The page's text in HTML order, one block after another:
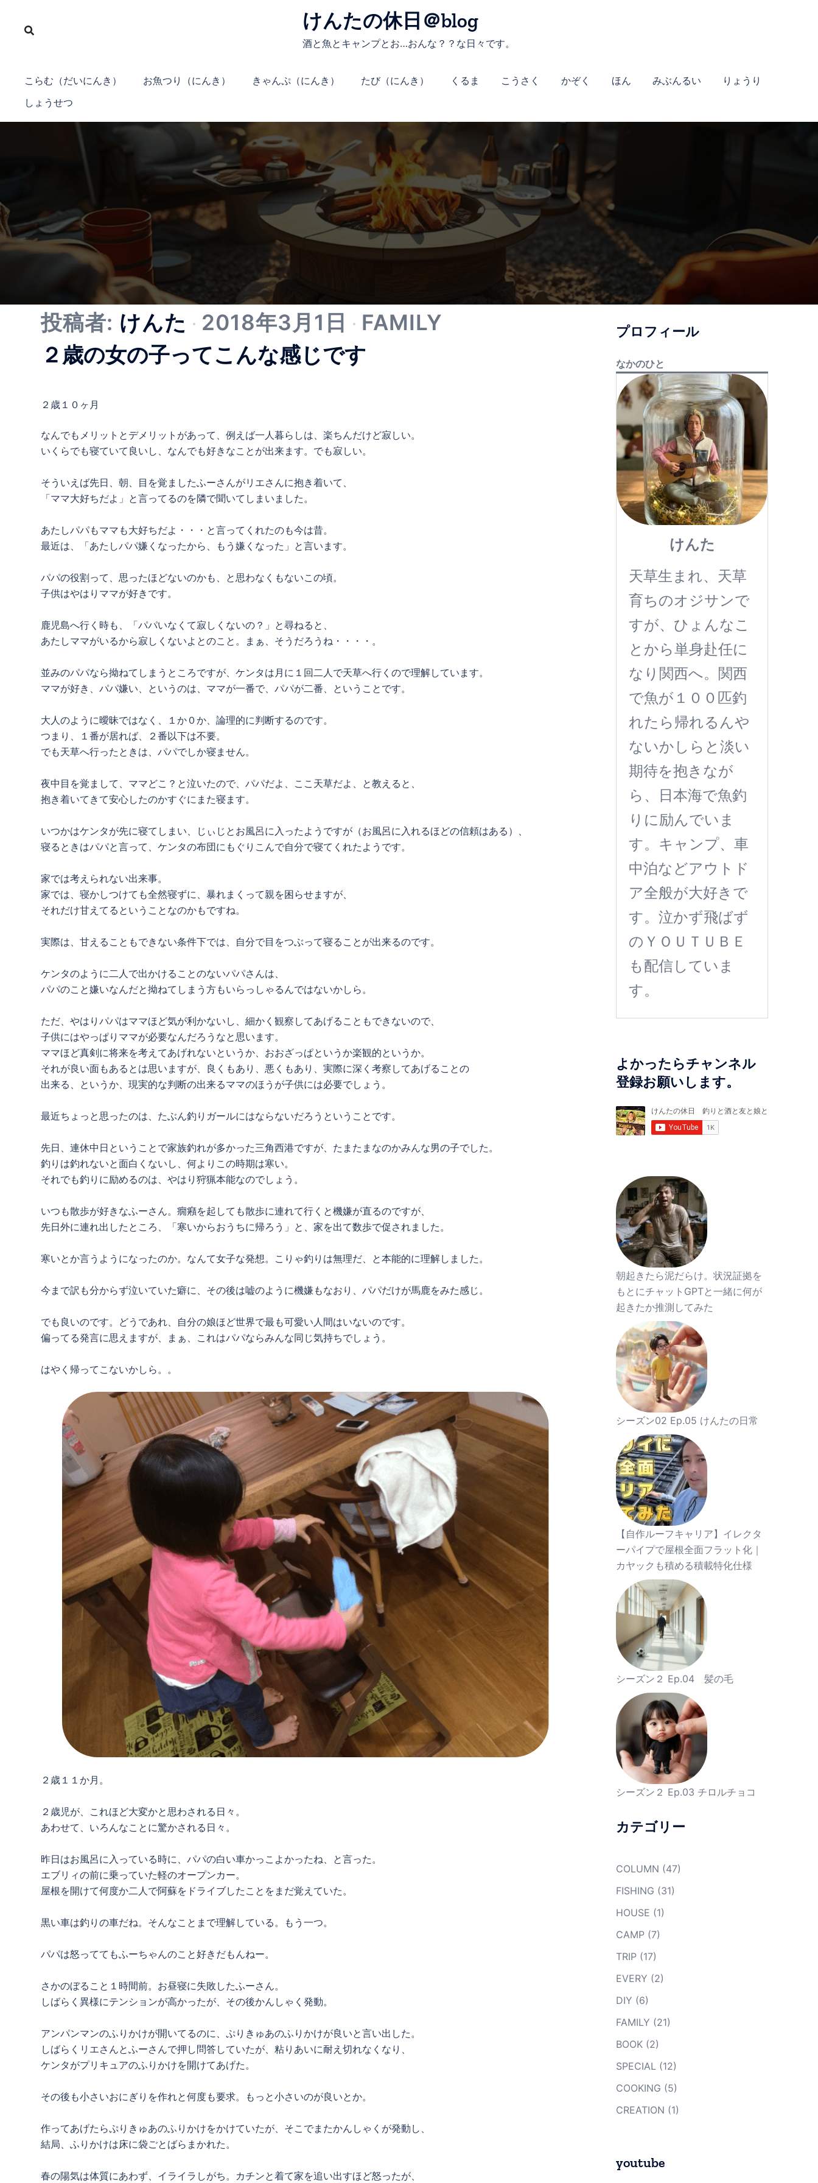
けんたの休日＠blog
酒と魚とキャンプとお…おんな？？な日々です。
こらむ（だいにんき） お魚つり（にんき） きゃんぷ（にんき） たび（にんき） くるま こうさく かぞく ほん みぶんるい
りょうり
しょうせつ
投稿者: けんた 2018年3月1日
FAMILY
２歳の女の子ってこんな感じです
２歳１０ヶ月
なんでもメリットとデメリットがあって、例えば一人暮らしは、楽ちんだけど寂しい。
いくらでも寝ていて良いし、なんでも好きなことが出来ます。でも寂しい。
そういえば先日、朝、目を覚ましたふーさんがリエさんに抱き着いて、
「ママ大好ちだよ」と言ってるのを隣で聞いてしまいました。
あたしパパもママも大好ちだよ・・・と言ってくれたのも今は昔。
最近は、「あたしパパ嫌くなったから、もう嫌くなった」と言います。
パパの役割って、思ったほどないのかも、と思わなくもないこの頃。
子供はやはりママが好きです。
鹿児島へ行く時も、「パパいなくて寂しくないの？」と尋ねると、
あたしママがいるから寂しくないよとのこと。まぁ、そうだろうね・・・・。
並みのパパなら拗ねてしまうところですが、ケンタは月に１回二人で天草へ行くので理解しています。
ママが好き、パパ嫌い、というのは、ママが一番で、パパが二番、ということです。
大人のように曖昧ではなく、１か０か、論理的に判断するのです。
つまり、１番が居れば、２番以下は不要。
でも天草へ行ったときは、パパでしか寝ません。
夜中目を覚まして、ママどこ？と泣いたので、パパだよ、ここ天草だよ、と教えると、
抱き着いてきて安心したのかすぐにまた寝ます。
いつかはケンタが先に寝てしまい、じぃじとお風呂に入ったようですが（お風呂に入れるほどの信頼はある）、
寝るときはパパと言って、ケンタの布団にもぐりこんで自分で寝てくれたようです。
家では考えられない出来事。
家では、寝かしつけても全然寝ずに、暴れまくって親を困らせますが、
それだけ甘えてるということなのかもですね。
実際は、甘えることもできない条件下では、自分で目をつぶって寝ることが出来るのです。
ケンタのように二人で出かけることのないパパさんは、
パパのこと嫌いなんだと拗ねてしまう方もいらっしゃるんではないかしら。
ただ、やはりパパはママほど気が利かないし、細かく観察してあげることもできないので、
子供にはやっぱりママが必要なんだろうなと思います。
ママほど真剣に将来を考えてあげれないというか、おおざっぱというか楽観的というか。
それが良い面もあるとは思いますが、良くもあり、悪くもあり、実際に深く考察してあげることの
出来る、というか、現実的な判断の出来るママのほうが子供には必要でしょう。
最近ちょっと思ったのは、たぶん釣りガールにはならないだろうということです。
先日、連休中日ということで家族釣れが多かった三角西港ですが、たまたまなのかみんな男の子でした。
釣りは釣れないと面白くないし、何よりこの時期は寒い。
それでも釣りに励めるのは、やはり狩猟本能なのでしょう。
いつも散歩が好きなふーさん。癇癪を起しても散歩に連れて行くと機嫌が直るのですが、
先日外に連れ出したところ、「寒いからおうちに帰ろう」と、家を出て数歩で促されました。
寒いとか言うようになったのか。なんて女子な発想。こりゃ釣りは無理だ、と本能的に理解しました。
今まで訳も分からず泣いていた癖に、その後は嘘のように機嫌もなおり、パパだけが馬鹿をみた感じ。
でも良いのです。どうであれ、自分の娘ほど世界で最も可愛い人間はいないのです。
偏ってる発言に思えますが、まぁ、これはパパならみんな同じ気持ちでしょう。
はやく帰ってこないかしら。。
２歳１１か月。
２歳児が、これほど大変かと思わされる日々。
あわせて、いろんなことに驚かされる日々。
昨日はお風呂に入っている時に、パパの白い車かっこよかったね、と言った。
エブリィの前に乗っていた軽のオープンカー。
屋根を開けて何度か二人で阿蘇をドライブしたことをまだ覚えていた。
黒い車は釣りの車だね。そんなことまで理解している。もう一つ。
パパは怒っててもふーちゃんのこと好きだもんねー。
さかのぼること１時間前。お昼寝に失敗したふーさん。
しばらく異様にテンションが高かったが、その後かんしゃく発動。
アンパンマンのふりかけが開いてるのに、ぷりきゅあのふりかけが良いと言い出した。
しばらくリエさんとふーさんで押し問答していたが、粘りあいに耐え切れなくなり、
ケンタがプリキュアのふりかけを開けてあげた。
その後も小さいおにぎりを作れと何度も要求。もっと小さいのが良いとか。
作ってあげたらぷりきゅあのふりかけをかけていたが、そこでまたかんしゃくが発動し、
結局、ふりかけは床に袋ごとばらまかれた。
春の陽気は体質にあわず、イライラしがち。カチンと着て家を追い出すほど怒ったが、
プロフィール
なかのひと
けんた
天草生まれ、天草
育ちのオジサンで
すが、ひょんなこ
とから単身赴任に
なり関西へ。関西
で魚が１００匹釣
れたら帰れるんや
ないかしらと淡い
期待を抱きなが
ら、日本海で魚釣
りに励んでいま
す。キャンプ、車
中泊などアウトド
ア全般が大好きで
す。泣かず飛ばず
のＹＯＵＴＵＢＥ
も配信していま
す。
よかったらチャンネル
登録お願いします。
朝起きたら泥だらけ。状況証拠を
もとにチャットGPTと一緒に何が
起きたか推測してみた
シーズン02 Ep.05 けんたの日常
【自作ルーフキャリア】イレクタ
ーパイプで屋根全面フラット化｜
カヤックも積める積載特化仕様
シーズン２ Ep.04 髪の毛
シーズン２ Ep.03 チロルチョコ
カテゴリー
COLUMN (47)
FISHING (31)
HOUSE (1)
CAMP (7)
TRIP (17)
EVERY (2)
DIY (6)
FAMILY (21)
BOOK (2)
SPECIAL (12)
COOKING (5)
CREATION (1)
youtube